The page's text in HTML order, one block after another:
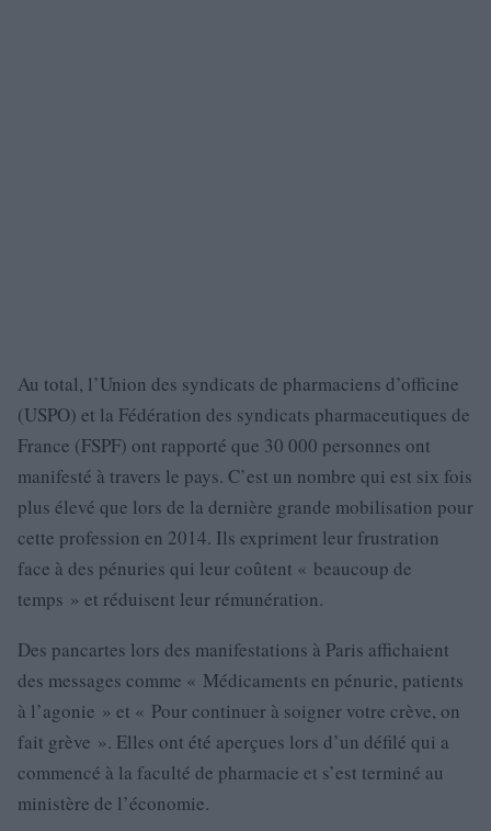
Au total, l’Union des syndicats de pharmaciens d’officine
(USPO) et la Fédération des syndicats pharmaceutiques de
France (FSPF) ont rapporté que 30 000 personnes ont
manifesté à travers le pays. C’est un nombre qui est six fois
plus élevé que lors de la dernière grande mobilisation pour
cette profession en 2014. Ils expriment leur frustration
face à des pénuries qui leur coûtent « beaucoup de
temps » et réduisent leur rémunération.
Des pancartes lors des manifestations à Paris affichaient
des messages comme « Médicaments en pénurie, patients
à l’agonie » et « Pour continuer à soigner votre crève, on
fait grève ». Elles ont été aperçues lors d’un défilé qui a
commencé à la faculté de pharmacie et s’est terminé au
ministère de l’économie.